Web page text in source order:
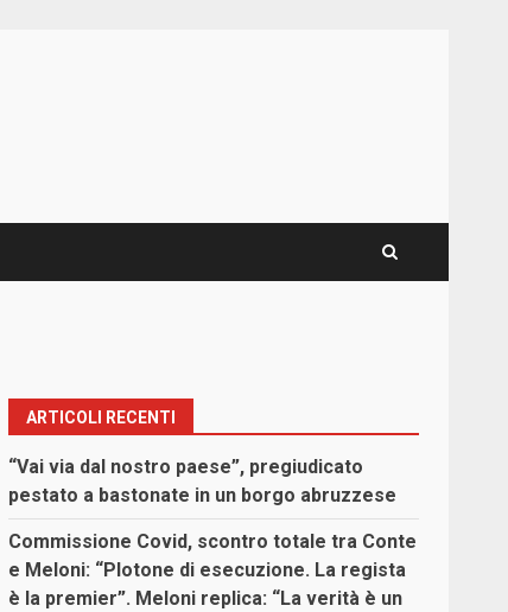
ARTICOLI RECENTI
“Vai via dal nostro paese”, pregiudicato
pestato a bastonate in un borgo abruzzese
Commissione Covid, scontro totale tra Conte
e Meloni: “Plotone di esecuzione. La regista
è la premier”. Meloni replica: “La verità è un